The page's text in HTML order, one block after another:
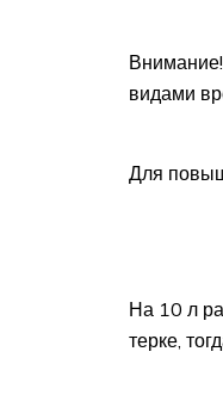
видами
Для
На 10 л
терке,